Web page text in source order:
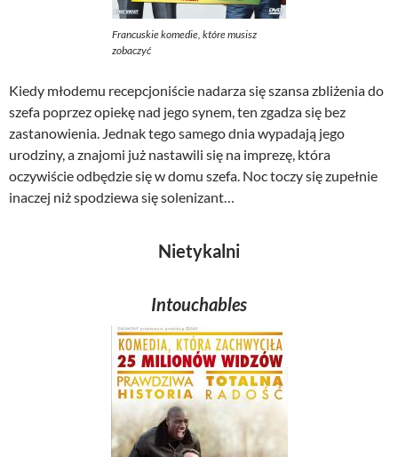
Francuskie komedie, które musisz
zobaczyć
Kiedy młodemu recepcjoniście nadarza się szansa zbliżenia do
szefa poprzez opiekę nad jego synem, ten zgadza się bez
zastanowienia. Jednak tego samego dnia wypadają jego
urodziny, a znajomi już nastawili się na imprezę, która
oczywiście odbędzie się w domu szefa. Noc toczy się zupełnie
inaczej niż spodziewa się solenizant…
Nietykalni
Intouchables